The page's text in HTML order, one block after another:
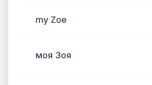
my Zoe
моя Зоя